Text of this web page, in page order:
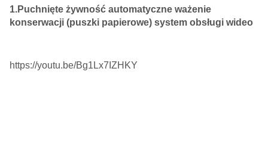
1.Puchnięte żywność automatyczne ważenie
konserwacji (puszki papierowe) system obsługi wideo
https://youtu.be/Bg1Lx7IZHKY